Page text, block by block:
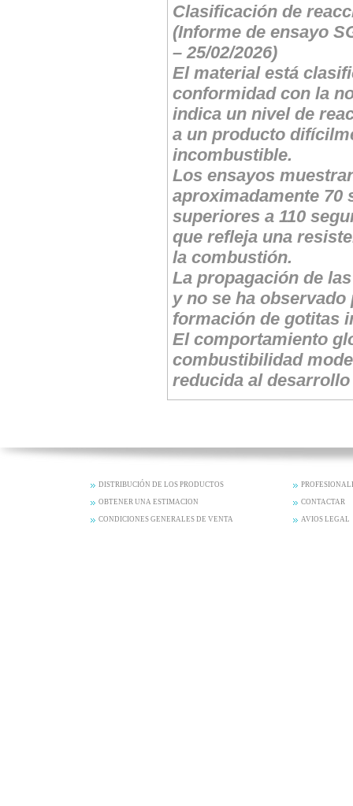
Clasificación de
(Informe de ensayo
– 25/02/2026)
El material está
conformidad con la
indica un nivel de
a un producto
incombustible.
Los ensayos
aproximadamente 70
superiores a 110
que refleja una
la combustión.
La propagación de
y no se ha
formación de gotitas
El comportamiento
combustibilidad
reducida al
DISTRIBUCIÓN DE LOS PRODUCTOS
OBTENER UNA ESTIMACION CONTACTAR
CONDICIONES GENERALES DE VENTA AVIOS LEGAL